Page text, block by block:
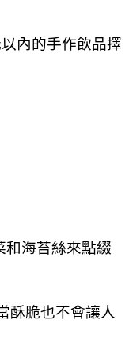
內的手作飲品擇
和海苔絲來點綴
酥脆也不會讓人